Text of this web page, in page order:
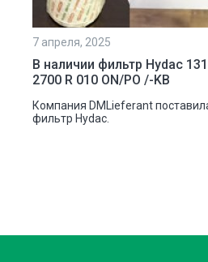
7 апреля, 2025
В наличии фильтр Hydac
2700 R 010 ON/PO /-KB
Компания DMLieferant
фильтр Hydac.